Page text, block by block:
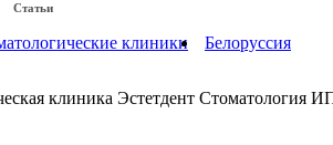
Статьи
клиники
Белоруссия
клиника Эстетдент Стоматология